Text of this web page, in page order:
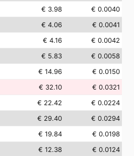
€ 3.98
€ 0.0040
€ 4.06
€ 0.0041
€ 4.16
€ 0.0042
€ 5.83
€ 0.0058
€ 14.96
€ 0.0150
€ 32.10
€ 0.0321
€ 22.42
€ 0.0224
€ 29.40
€ 0.0294
€ 19.84
€ 0.0198
€ 12.38 € 0.0124